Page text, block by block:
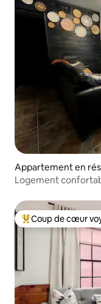
Appartement en
Logement
Coups de cœur
Coup de cœur